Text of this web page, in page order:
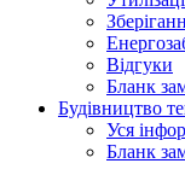
Відгуки
Бланк
Будівництво
Уся
Бланк